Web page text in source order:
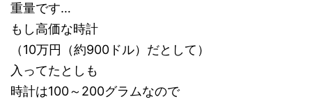
重量です…
もし高価な時計
（10万円（約900ドル）だとして）
入ってたとしも
時計は100～200グラムなので